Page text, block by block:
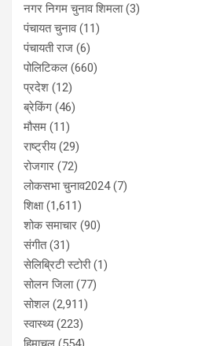
नगर निगम चुनाव शिमला(3)
पंचायत चुनाव(11)
पंचायती राज (6)
पोलिटिकल (660)
प्रदेश (12)
ब्रेकिंग (46)
मौसम (11)
राष्ट्रीय(29)
रोजगार (72)
लोकसभा चुनाव2024(7)
शिक्षा(1,611)
शोक समाचार (90)
संगीत(31)
सेलिब्रिटी स्टोरी(1)
सोलन जिला(77)
सोशल (2,911)
स्वास्थ्य(223)